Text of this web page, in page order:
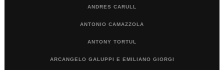
ANDRES CARULL
ANTONIO CAMAZZOLA
ANTONY TORTUL
ARCANGELO GALUPPI E EMILIANO GIORGI